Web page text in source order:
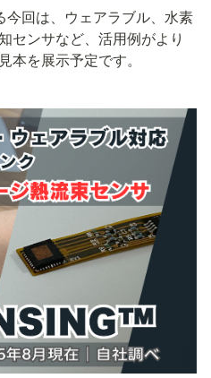
回は、ウェアラブル、水素
センサなど、活用例がより
本を展示予定です。